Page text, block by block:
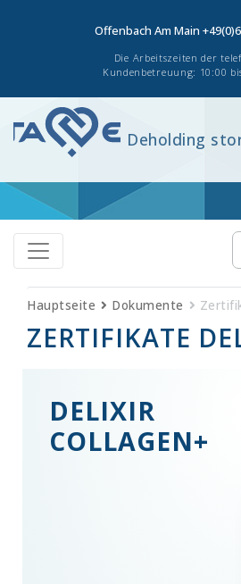
Offenbach Am Main
Die Arbeitszeiten der
Kundenbetreuung: 10:00
Deholding
Hauptseite Dokumente
ZERTIFIKATE
DELIXIR
COLLAGEN+